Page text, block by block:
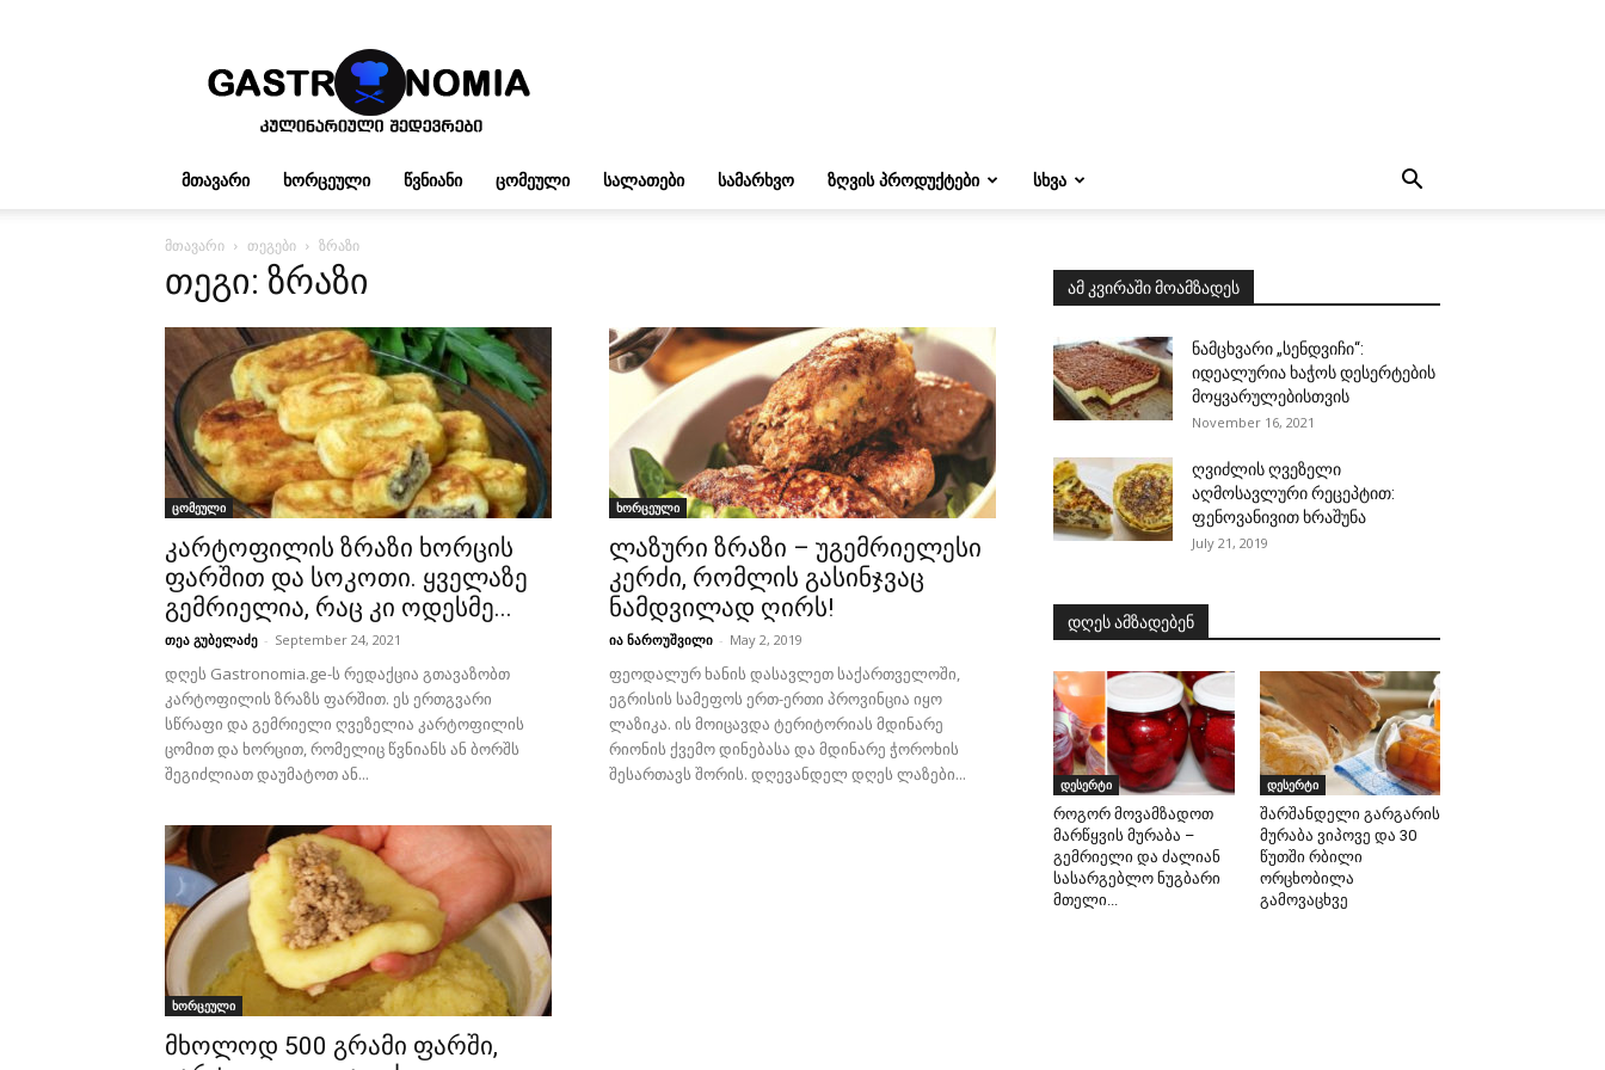
გასტრონომია
ᲛᲗᲐᲕᲐᲠᲘ ᲮᲝᲠᲪᲔᲣᲚᲘ ᲬᲕᲜᲘᲐᲜᲘ ᲪᲝᲛᲔᲣᲚᲘ ᲡᲐᲚᲐᲗᲔᲑᲘ ᲡᲐᲛᲐᲠᲮᲕᲝ ᲖᲦᲕᲘᲡ ᲞᲠᲝᲓᲣᲥᲢᲔᲑᲘ ᲡᲮᲕᲐ
მთავარი თეგები ზრაზი
თეგი: ზრაზი
ცომეული
კარტოფილის ზრაზი ხორცის
ფარშით და სოკოთი. ყველაზე
გემრიელია, რაც კი ოდესმე...
თეა გუბელაძე - September 24, 2021
დღეს Gastronomia.ge-ს რედაქცია გთავაზობთ
კარტოფილის ზრაზს ფარშით. ეს ერთგვარი
სწრაფი და გემრიელი ღვეზელია კარტოფილის
ცომით და ხორცით, რომელიც წვნიანს ან ბორშს
შეგიძლიათ დაუმატოთ ან...
ხორცეული
ლაზური ზრაზი – უგემრიელესი
კერძი, რომლის გასინჯვაც
ნამდვილად ღირს!
ია ნაროუშვილი - May 2, 2019
ფეოდალურ ხანის დასავლეთ საქართველოში,
ეგრისის სამეფოს ერთ-ერთი პროვინცია იყო
ლაზიკა. ის მოიცავდა ტერიტორიას მდინარე
რიონის ქვემო დინებასა და მდინარე ჭოროხის
შესართავს შორის. დღევანდელ დღეს ლაზები...
ხორცეული
მხოლოდ 500 გრამი ფარში,
ამ კვირაში მოამზადეს
ნამცხვარი „სენდვიჩი“:
იდეალურია ხაჭოს დესერტების
მოყვარულებისთვის
November 16, 2021
ღვიძლის ღვეზელი
აღმოსავლური რეცეპტით:
ფენოვანივით ხრაშუნა
July 21, 2019
დღეს ამზადებენ
დესერტი
როგორ მოვამზადოთ
მარწყვის მურაბა –
გემრიელი და ძალიან
სასარგებლო ნუგბარი
მთელი...
დესერტი
შარშანდელი გარგარის
მურაბა ვიპოვე და 30
წუთში რბილი
ორცხობილა
გამოვაცხვე